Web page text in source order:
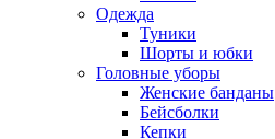
Одежда
Туники
Шорты и юбки
Головные уборы
Женские банданы
Бейсболки
Кепки